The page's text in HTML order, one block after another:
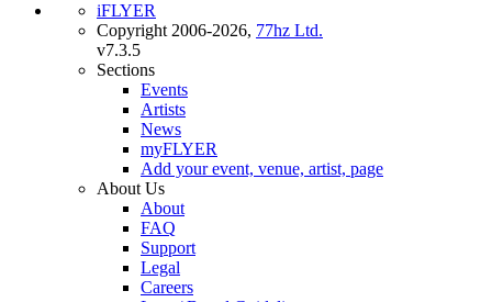
iFLYER
Copyright 2006-2026, 77hz Ltd.
v7.3.5
Sections
Events
Artists
News
myFLYER
Add your event, venue, artist, page
About Us
About
FAQ
Support
Legal
Careers